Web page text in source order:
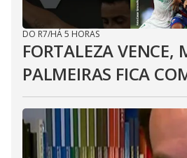
DO R7/HÁ 5 HORAS
FORTALEZA VENCE,
PALMEIRAS FICA